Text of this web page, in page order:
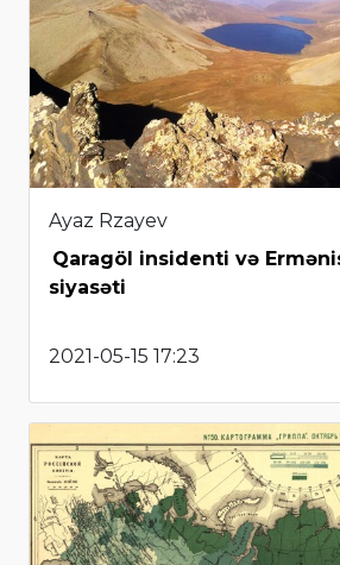
Ayaz Rzayev
Qaragöl insidenti və
siyasəti
2021-05-15 17:23